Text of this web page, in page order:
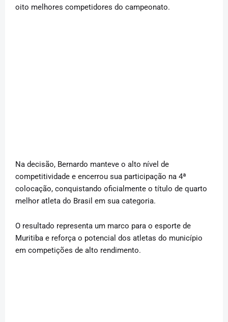
oito melhores competidores do campeonato.
Na decisão, Bernardo manteve o alto nível de
competitividade e encerrou sua participação na 4ª
colocação, conquistando oficialmente o título de quarto
melhor atleta do Brasil em sua categoria.
O resultado representa um marco para o esporte de
Muritiba e reforça o potencial dos atletas do município
em competições de alto rendimento.